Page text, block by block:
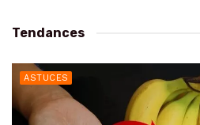
Tendances
ASTUCES